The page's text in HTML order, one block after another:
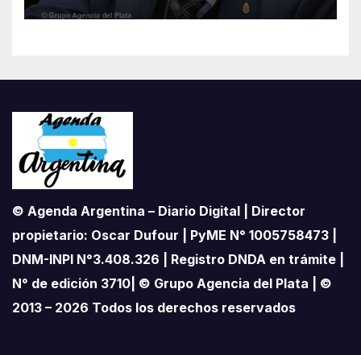
© Agenda Argentina – Diario Digital | Director
propietario: Oscar Dufour | PyME N° 1005758473 |
DNM-INPI N°3.408.326 | Registro DNDA en trámite |
N° de edición 3710| © Grupo Agencia del Plata | ©
2013 – 2026 Todos los derechos reservados